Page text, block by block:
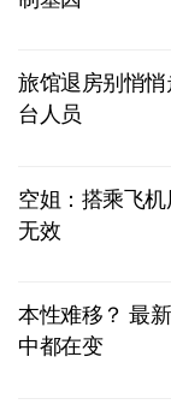
旅馆退房别悄
台人员
空姐：搭乘飞
无效
本性难移？ 最
中都在变